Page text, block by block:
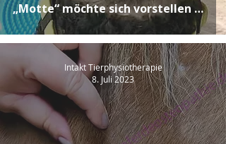
„Motte“ möchte sich vorstellen …
Intakt Tierphysiotherapie
8. Juli 2023